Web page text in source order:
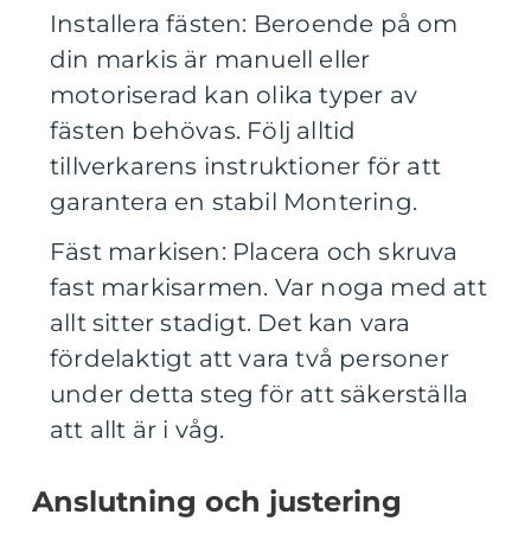
Installera fästen: Beroende på om
din markis är manuell eller
motoriserad kan olika typer av
fästen behövas. Följ alltid
tillverkarens instruktioner för att
garantera en stabil Montering.
Fäst markisen: Placera och skruva
fast markisarmen. Var noga med att
allt sitter stadigt. Det kan vara
fördelaktigt att vara två personer
under detta steg för att säkerställa
att allt är i våg.
Anslutning och justering